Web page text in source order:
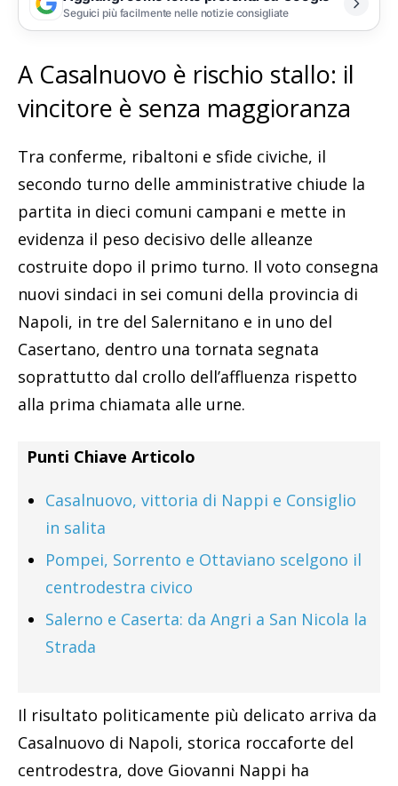
Seguici più facilmente nelle notizie consigliate
A Casalnuovo è rischio stallo: il
vincitore è senza maggioranza
Tra conferme, ribaltoni e sfide civiche, il
secondo turno delle amministrative chiude la
partita in dieci comuni campani e mette in
evidenza il peso decisivo delle alleanze
costruite dopo il primo turno. Il voto consegna
nuovi sindaci in sei comuni della provincia di
Napoli, in tre del Salernitano e in uno del
Casertano, dentro una tornata segnata
soprattutto dal crollo dell’affluenza rispetto
alla prima chiamata alle urne.
Punti Chiave Articolo
Casalnuovo, vittoria di Nappi e Consiglio
in salita
Pompei, Sorrento e Ottaviano scelgono il
centrodestra civico
Salerno e Caserta: da Angri a San Nicola la
Strada
Il risultato politicamente più delicato arriva da
Casalnuovo di Napoli, storica roccaforte del
centrodestra, dove Giovanni Nappi ha